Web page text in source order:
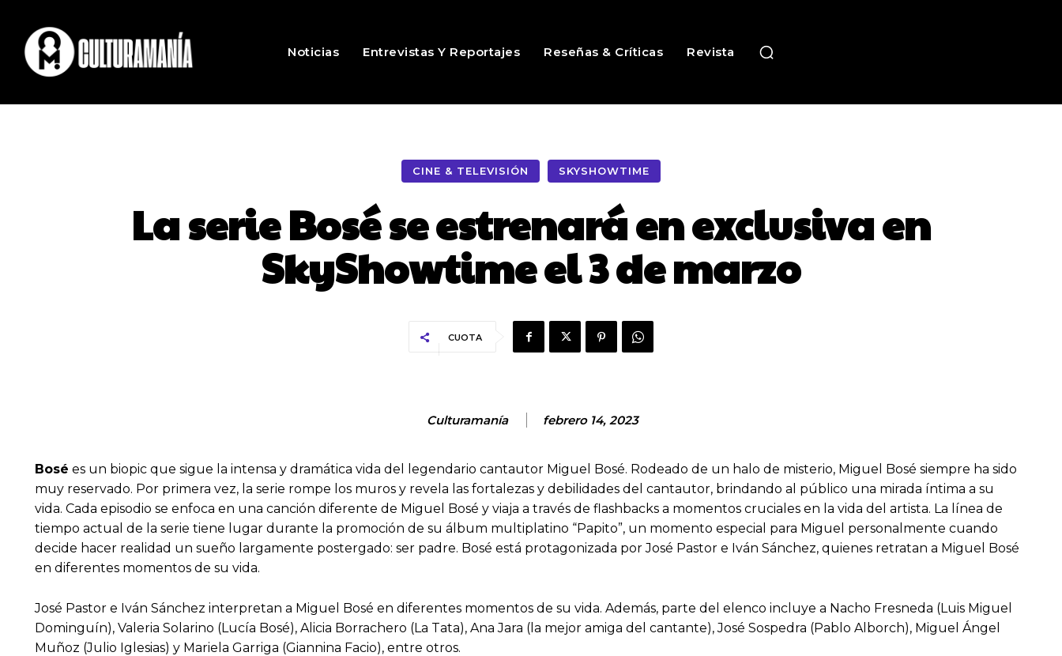
Noticias Entrevistas Y Reportajes Reseñas & Críticas Revista
CINE & TELEVISIÓN SKYSHOWTIME
La serie Bosé se estrenará en exclusiva en
SkyShowtime el 3 de marzo
CUOTA
Culturamanía febrero 14, 2023
Bosé es un biopic que sigue la intensa y dramática vida del legendario cantautor Miguel Bosé. Rodeado de un halo de misterio, Miguel Bosé siempre ha sido
muy reservado. Por primera vez, la serie rompe los muros y revela las fortalezas y debilidades del cantautor, brindando al público una mirada íntima a su
vida. Cada episodio se enfoca en una canción diferente de Miguel Bosé y viaja a través de flashbacks a momentos cruciales en la vida del artista. La línea de
tiempo actual de la serie tiene lugar durante la promoción de su álbum multiplatino “Papito”, un momento especial para Miguel personalmente cuando
decide hacer realidad un sueño largamente postergado: ser padre. Bosé está protagonizada por José Pastor e Iván Sánchez, quienes retratan a Miguel Bosé
en diferentes momentos de su vida.
José Pastor e Iván Sánchez interpretan a Miguel Bosé en diferentes momentos de su vida. Además, parte del elenco incluye a Nacho Fresneda (Luis Miguel
Dominguín), Valeria Solarino (Lucía Bosé), Alicia Borrachero (La Tata), Ana Jara (la mejor amiga del cantante), José Sospedra (Pablo Alborch), Miguel Ángel
Muñoz (Julio Iglesias) y Mariela Garriga (Giannina Facio), entre otros.